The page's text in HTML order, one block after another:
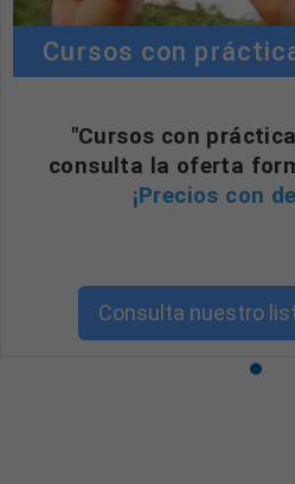
Cursos con
"Cursos con
consulta la oferta
¡Precios con
Consulta nuestro